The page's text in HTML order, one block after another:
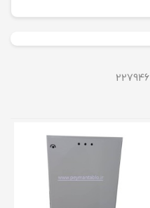
227946